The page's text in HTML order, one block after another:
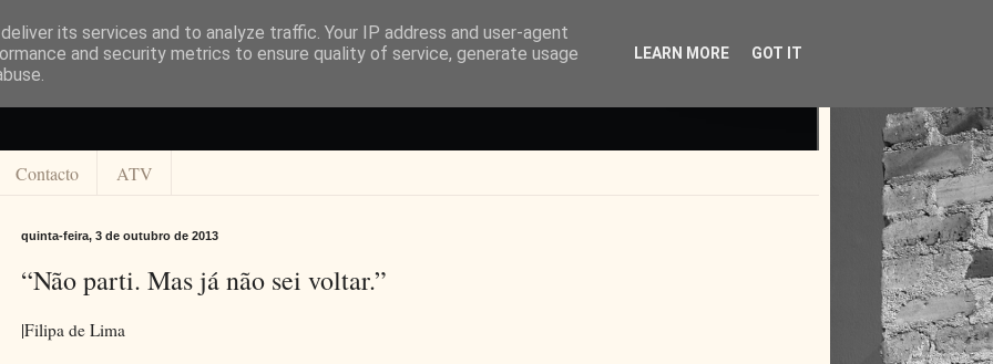
Contacto ATV
quinta-feira, 3 de outubro de 2013
“Não parti. Mas já não sei voltar.”
|Filipa de Lima
its services and to analyze traffic. Your IP address and user-agent
and security metrics to ensure quality of service, generate usage
LEARN MORE GOT IT